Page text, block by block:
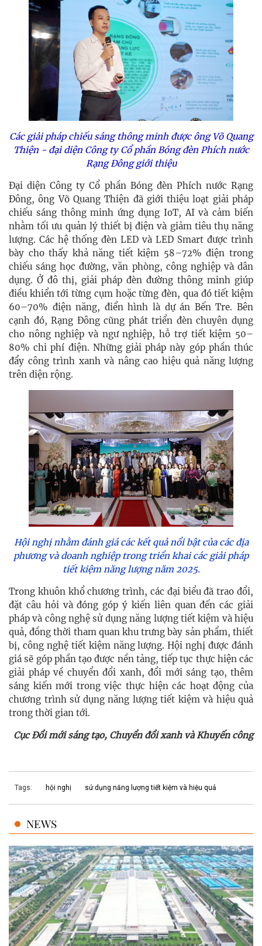
Các giải pháp chiếu sáng thông minh được ông Võ Quang
Thiện - đại diện Công ty Cổ phần Bóng đèn Phích nước
Rạng Đông giới thiệu
Đại diện Công ty Cổ phần Bóng đèn Phích nước Rạng
Đông, ông Võ Quang Thiện đã giới thiệu loạt giải pháp
chiếu sáng thông minh ứng dụng IoT, AI và cảm biến
nhằm tối ưu quản lý thiết bị điện và giảm tiêu thụ năng
lượng. Các hệ thống đèn LED và LED Smart được trình
bày cho thấy khả năng tiết kiệm 58–72% điện trong
chiếu sáng học đường, văn phòng, công nghiệp và dân
dụng. Ở đô thị, giải pháp đèn đường thông minh giúp
điều khiển tới từng cụm hoặc từng đèn, qua đó tiết kiệm
60–70% điện năng, điển hình là dự án Bến Tre. Bên
cạnh đó, Rạng Đông cũng phát triển đèn chuyên dụng
cho nông nghiệp và ngư nghiệp, hỗ trợ tiết kiệm 50–
80% chi phí điện. Những giải pháp này góp phần thúc
đẩy công trình xanh và nâng cao hiệu quả năng lượng
trên diện rộng.
Hội nghị nhằm đánh giá các kết quả nổi bật của các địa
phương và doanh nghiệp trong triển khai các giải pháp
tiết kiệm năng lượng năm 2025.
Trong khuôn khổ chương trình, các đại biểu đã trao đổi,
đặt câu hỏi và đóng góp ý kiến liên quan đến các giải
pháp và công nghệ sử dụng năng lượng tiết kiệm và hiệu
quả, đồng thời tham quan khu trưng bày sản phẩm, thiết
bị, công nghệ tiết kiệm năng lượng. Hội nghị được đánh
giá sẽ góp phần tạo được nền tảng, tiếp tục thực hiện các
giải pháp về chuyển đổi xanh, đổi mới sáng tạo, thêm
sáng kiến mới trong việc thực hiện các hoạt động của
chương trình sử dụng năng lượng tiết kiệm và hiệu quả
trong thời gian tới.
Cục Đổi mới sáng tạo, Chuyển đổi xanh và Khuyến công
Tags: hội nghị sử dụng năng lượng tiết kiệm và hiệu quả
NEWS